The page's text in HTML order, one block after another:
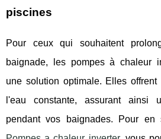
piscines
Pour ceux qui souhaitent
baignade, les pompes à chaleur
une solution optimale. Elles offrent
l'eau constante, assurant ainsi
pendant vos baignades. Pour